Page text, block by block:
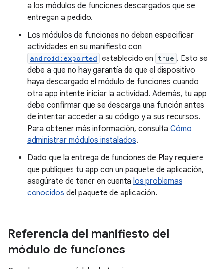
a los módulos de funciones descargados que se
entregan a pedido.
Los módulos de funciones no deben especificar
actividades en su manifiesto con
android:exported establecido en true . Esto se
debe a que no hay garantía de que el dispositivo
haya descargado el módulo de funciones cuando
otra app intente iniciar la actividad. Además, tu app
debe confirmar que se descarga una función antes
de intentar acceder a su código y a sus recursos.
Para obtener más información, consulta Cómo
administrar módulos instalados.
Dado que la entrega de funciones de Play requiere
que publiques tu app con un paquete de aplicación,
asegúrate de tener en cuenta los problemas
conocidos del paquete de aplicación.
Referencia del manifiesto del
módulo de funciones